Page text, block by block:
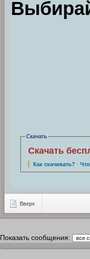
Скачать
Скачать
Как скачивать? ·
Вверх
Показать сообщения: